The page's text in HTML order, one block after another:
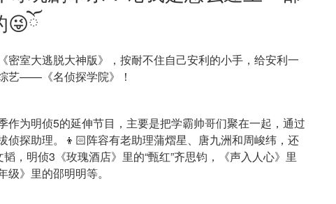
😜ོ
密室大逃脱大神版》，按耐不住自己安利的小手，给安利一
艺——《名侦探学院》！
作为明侦5的延伸节目，主要是把学霸帅哥们聚在一起，通过
侦探助理。👦🏻阵容有老助理蒲熠星、唐九洲和周峻纬，还
韬，明侦3《玫瑰酒店》里的“甄红”齐思钧，《声入人心》里
级》里的邵明明等。